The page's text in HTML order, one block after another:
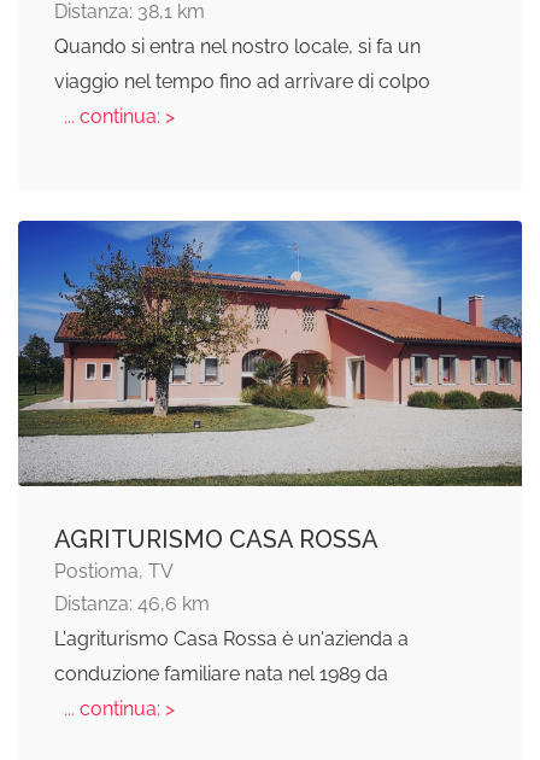
Distanza: 38,1 km
Quando si entra nel nostro locale, si fa un
viaggio nel tempo fino ad arrivare di colpo
... continua: >
AGRITURISMO CASA ROSSA
Postioma, TV
Distanza: 46,6 km
L'agriturismo Casa Rossa è un'azienda a
conduzione familiare nata nel 1989 da
... continua: >